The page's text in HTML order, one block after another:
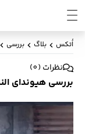
اُتکس بلاگ بررسی
نظرات (
0
)
بررسی هیوندای النترا 2017 و 2018 (+ تجربه